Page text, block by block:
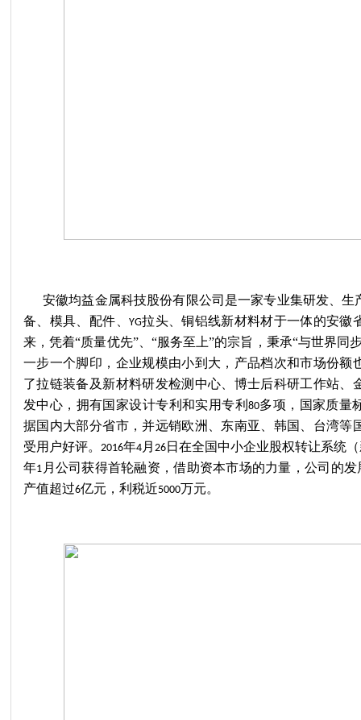
安徽均益金属科技股份有限公司是一家专业集研发、生
备、模具、配件、 YG拉头、铜铝线新材料材于一体的安徽
来，凭着“质量优先”、“服务至上”的宗旨，秉承“与世界同
一步一个脚印，企业规模由小到大，产品档次和市场份额
了拉链装备及新材料研发检测中心、博士后科研工作站、
发中心，拥有国家设计专利和实用专利 80多项，国家质量
据国内大部分省市，并远销欧洲、东南亚、韩国、台湾等
受用户好评。 2016年4 月 26 日在全国中小企业股权转让系统
年1 月公司获得首轮融资，借助资本市场的力量，公司的
产值超过6亿元，利税近5000万元。